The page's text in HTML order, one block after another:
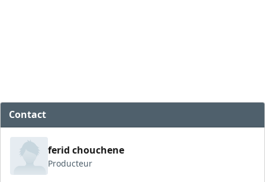
Contact
ferid chouchene
Producteur